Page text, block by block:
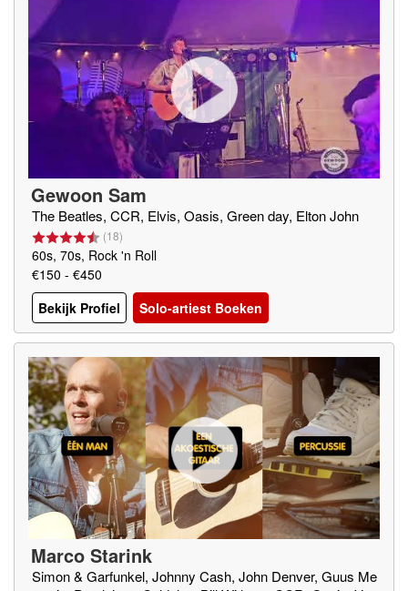
Gewoon Sam
The Beatles, CCR, Elvis, Oasis, Green day, Elton John
(18)
60s, 70s, Rock 'n Roll
€150 - €450
Bekijk Profiel
Solo-artiest Boeken
Marco Starink
Simon & Garfunkel, Johnny Cash, John Denver, Guus Me